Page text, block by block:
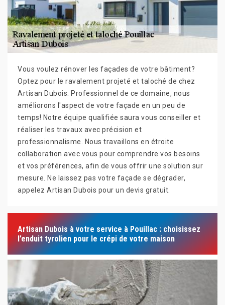
Vous voulez rénover les façades de votre bâtiment?
Optez pour le ravalement projeté et taloché de chez
Artisan Dubois. Professionnel de ce domaine, nous
améliorons l'aspect de votre façade en un peu de
temps! Notre équipe qualifiée saura vous conseiller et
réaliser les travaux avec précision et
professionnalisme. Nous travaillons en étroite
collaboration avec vous pour comprendre vos besoins
et vos préférences, afin de vous offrir une solution sur
mesure. Ne laissez pas votre façade se dégrader,
appelez Artisan Dubois pour un devis gratuit.
Artisan Dubois à votre service à Pouillac : choisissez
l’enduit tyrolien pour le crépi de votre maison